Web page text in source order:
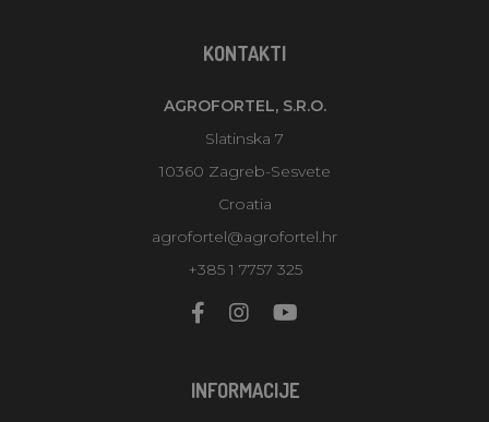
KONTAKTI
AGROFORTEL, S.R.O.
Slatinska 7
10360 Zagreb-Sesvete
Croatia
agrofortel@agrofortel.hr
+385 1 7757 325
INFORMACIJE